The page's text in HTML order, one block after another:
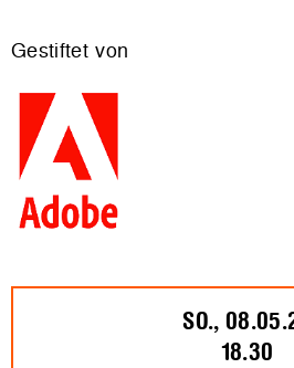
Gestiftet von
SO.,
18.30